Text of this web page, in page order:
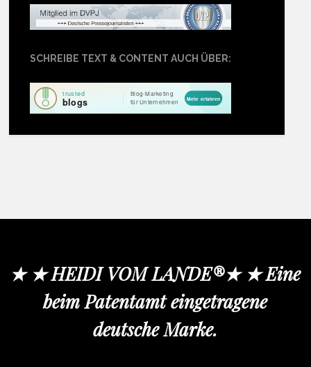
SCHREIBE TEXT & CONTENT AUCH ÜBER:
★ ★ HEIDI VOM LANDE®★ ★ Eine
beim Patentamt eingetragene
deutsche Marke.